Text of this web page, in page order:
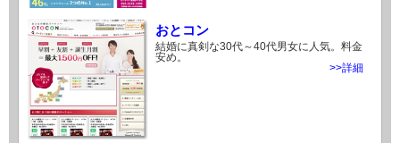
おとコン
結婚に真剣な30代～40代男女に人気。料金
安め。
>>詳細